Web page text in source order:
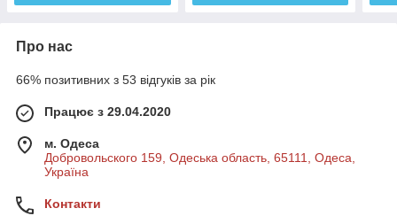
Про нас
66% позитивних з 53 відгуків за рік
Працює з 29.04.2020
м. Одеса
Добровольского 159, Одеська область, 65111, Одеса,
Україна
Контакти